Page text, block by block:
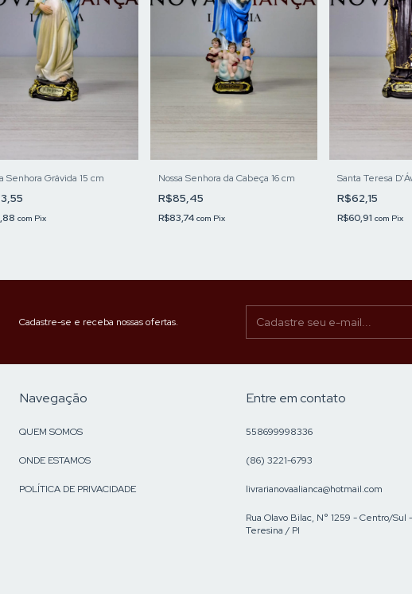
Senhora Grávida 15 cm
com Pix
Nossa Senhora da Cabeça 16 cm
R$85,45
R$83,74 com Pix
Santa Teresa
R$62,15
R$60,91 com Pix
Cadastre-se e receba nossas ofertas.
Navegação
QUEM SOMOS
ONDE ESTAMOS
POLÍTICA DE PRIVACIDADE
Entre em contato
558699998336
(86) 3221-6793
livrarianovaalianca@hotmail.com
Rua Olavo Bilac, N° 1259 - Centro/Sul -
Teresina / PI